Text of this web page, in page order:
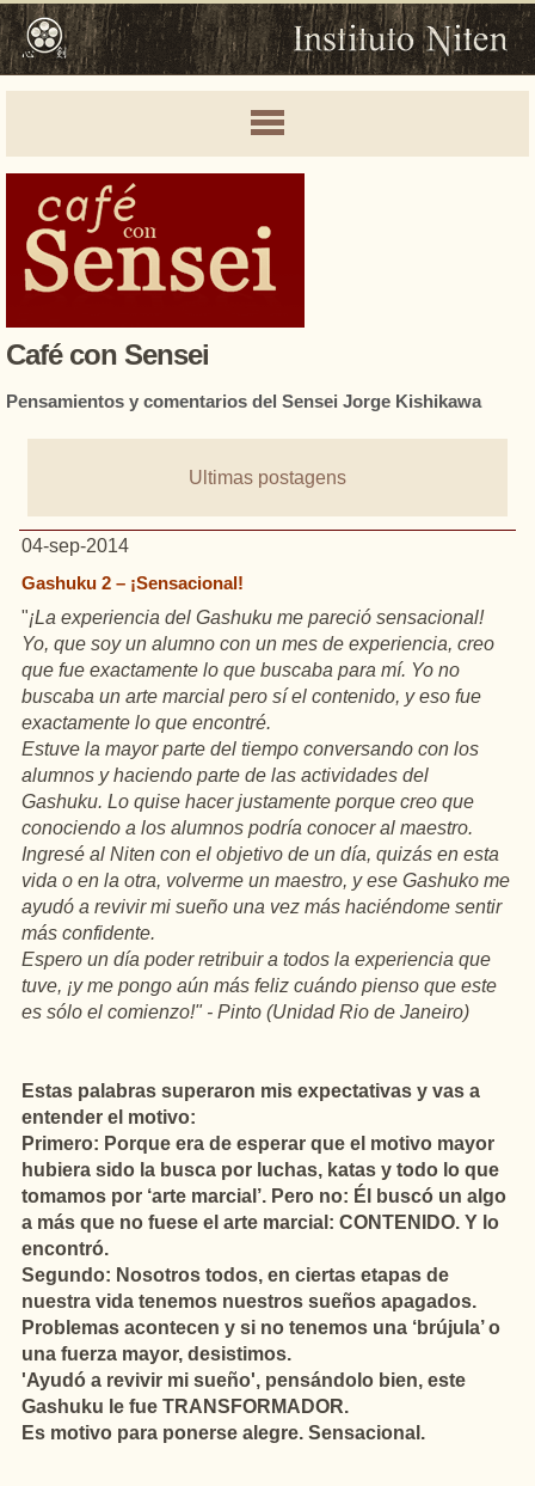
Café con Sensei
Pensamientos y comentarios del Sensei Jorge Kishikawa
Ultimas postagens
04-sep-2014
Gashuku 2 – ¡Sensacional!
"¡La experiencia del Gashuku me pareció sensacional!
Yo, que soy un alumno con un mes de experiencia, creo
que fue exactamente lo que buscaba para mí. Yo no
buscaba un arte marcial pero sí el contenido, y eso fue
exactamente lo que encontré.
Estuve la mayor parte del tiempo conversando con los
alumnos y haciendo parte de las actividades del
Gashuku. Lo quise hacer justamente porque creo que
conociendo a los alumnos podría conocer al maestro.
Ingresé al Niten con el objetivo de un día, quizás en esta
vida o en la otra, volverme un maestro, y ese Gashuko me
ayudó a revivir mi sueño una vez más haciéndome sentir
más confidente.
Espero un día poder retribuir a todos la experiencia que
tuve, ¡y me pongo aún más feliz cuándo pienso que este
es sólo el comienzo!" - Pinto (Unidad Rio de Janeiro)
Estas palabras superaron mis expectativas y vas a
entender el motivo:
Primero: Porque era de esperar que el motivo mayor
hubiera sido la busca por luchas, katas y todo lo que
tomamos por ‘arte marcial’. Pero no: Él buscó un algo
a más que no fuese el arte marcial: CONTENIDO. Y lo
encontró.
Segundo: Nosotros todos, en ciertas etapas de
nuestra vida tenemos nuestros sueños apagados.
Problemas acontecen y si no tenemos una ‘brújula’ o
una fuerza mayor, desistimos.
'Ayudó a revivir mi sueño', pensándolo bien, este
Gashuku le fue TRANSFORMADOR.
Es motivo para ponerse alegre. Sensacional.